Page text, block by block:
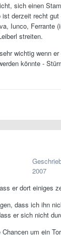
sich einen
derzeit recht
Iunco, Ferrante
streiten.
wichtig wenn
könnte -
2007
er dort einiges
dass ich ihn
er sich nicht
um ein